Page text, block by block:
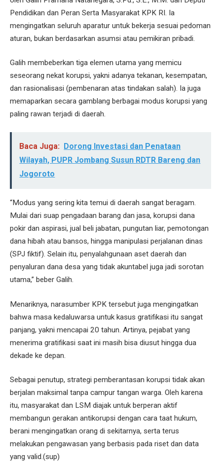
Pendidikan dan Peran Serta Masyarakat KPK RI. Ia
mengingatkan seluruh aparatur untuk bekerja sesuai pedoman
aturan, bukan berdasarkan asumsi atau pemikiran pribadi.
Galih membeberkan tiga elemen utama yang memicu
seseorang nekat korupsi, yakni adanya tekanan, kesempatan,
dan rasionalisasi (pembenaran atas tindakan salah). Ia juga
memaparkan secara gamblang berbagai modus korupsi yang
paling rawan terjadi di daerah.
Baca Juga:
Dorong Investasi dan Penataan
Wilayah, PUPR Jombang Susun RDTR Bareng dan
Jogoroto
“Modus yang sering kita temui di daerah sangat beragam.
Mulai dari suap pengadaan barang dan jasa, korupsi dana
pokir dan aspirasi, jual beli jabatan, pungutan liar, pemotongan
dana hibah atau bansos, hingga manipulasi perjalanan dinas
(SPJ fiktif). Selain itu, penyalahgunaan aset daerah dan
penyaluran dana desa yang tidak akuntabel juga jadi sorotan
utama,” beber Galih.
Menariknya, narasumber KPK tersebut juga mengingatkan
bahwa masa kedaluwarsa untuk kasus gratifikasi itu sangat
panjang, yakni mencapai 20 tahun. Artinya, pejabat yang
menerima gratifikasi saat ini masih bisa diusut hingga dua
dekade ke depan.
Sebagai penutup, strategi pemberantasan korupsi tidak akan
berjalan maksimal tanpa campur tangan warga. Oleh karena
itu, masyarakat dan LSM diajak untuk berperan aktif
membangun gerakan antikorupsi dengan cara taat hukum,
berani mengingatkan orang di sekitarnya, serta terus
melakukan pengawasan yang berbasis pada riset dan data
yang valid.(sup)